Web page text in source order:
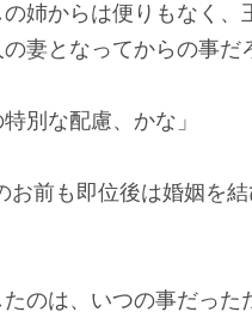
姉からは便りもなく、
妻となってからの事
別な配慮、かな」
前も即位後は婚姻を
のは、いつの事だった